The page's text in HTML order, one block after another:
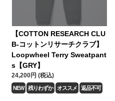
【COTTON RESEARCH CLU
B-コットンリサーチクラブ】
Loopwheel Terry Sweatpant
s【GRY】
24,200円 (税込)
NEW 残りわずか オススメ 返品不可